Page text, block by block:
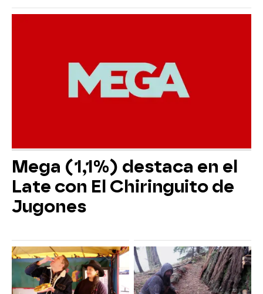
Mega (1,1%) destaca en el
Late con El Chiringuito de
Jugones